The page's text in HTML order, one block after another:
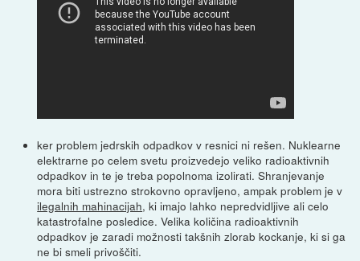
ker problem jedrskih odpadkov v resnici ni rešen. Nuklearne
elektrarne po celem svetu proizvedejo veliko radioaktivnih
odpadkov in te je treba popolnoma izolirati. Shranjevanje
mora biti ustrezno strokovno opravljeno, ampak problem je v
ilegalnih mahinacijah, ki imajo lahko nepredvidljive ali celo
katastrofalne posledice. Velika količina radioaktivnih
odpadkov je zaradi možnosti takšnih zlorab kockanje, ki si ga
ne bi smeli privoščiti.